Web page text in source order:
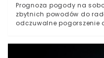
Prognoza pogody na
zbytnich powodów do
odczuwalne pogorszenie